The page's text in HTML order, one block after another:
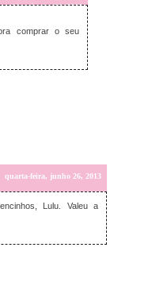
feira, junho 26, 2013
comprar o seu
quarta-feira, junho 26, 2013
Lulu. Valeu a